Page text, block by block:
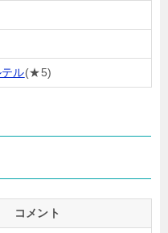
ル(★5)
コメント